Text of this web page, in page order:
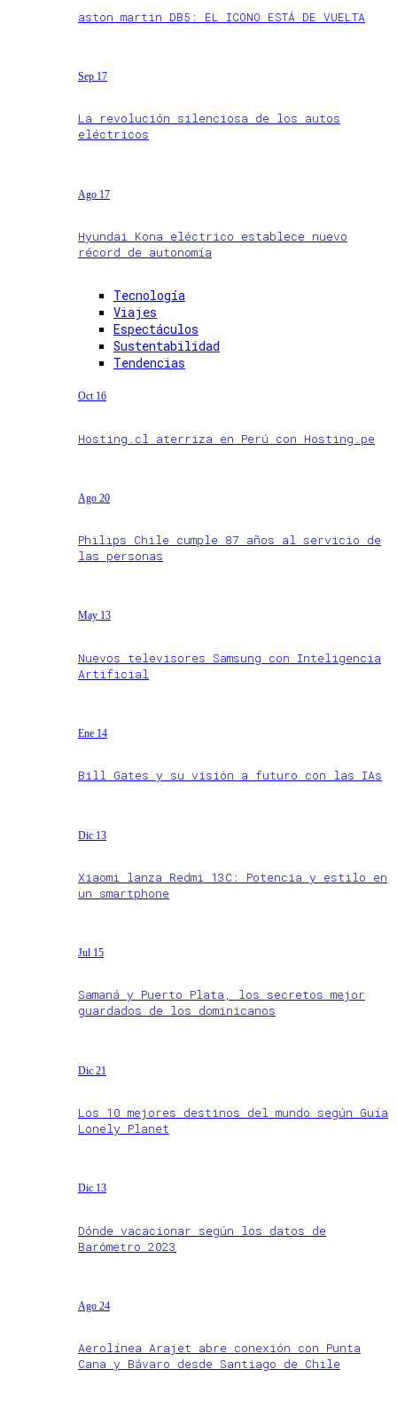
aston martin DB5: EL ICONO ESTÁ DE VUELTA
Sep 17
La revolución silenciosa de los autos
eléctricos
Ago 17
Hyundai Kona eléctrico establece nuevo
récord de autonomía
Tecnología
Viajes
Espectáculos
Sustentabilidad
Tendencias
Oct 16
Hosting.cl aterriza en Perú con Hosting.pe
Ago 20
Philips Chile cumple 87 años al servicio de
las personas
May 13
Nuevos televisores Samsung con Inteligencia
Artificial
Ene 14
Bill Gates y su visión a futuro con las IAs
Dic 13
Xiaomi lanza Redmi 13C: Potencia y estilo en
un smartphone
Jul 15
Samaná y Puerto Plata, los secretos mejor
guardados de los dominicanos
Dic 21
Los 10 mejores destinos del mundo según Guía
Lonely Planet
Dic 13
Dónde vacacionar según los datos de
Barómetro 2023
Ago 24
Aerolínea Arajet abre conexión con Punta
Cana y Bávaro desde Santiago de Chile